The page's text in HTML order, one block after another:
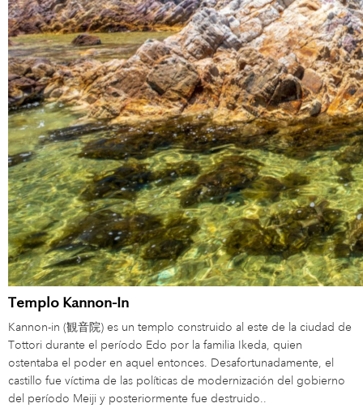
Templo Kannon-In
Kannon-in (観音院) es un templo construido al este de la ciudad de
Tottori durante el período Edo por la familia Ikeda, quien
ostentaba el poder en aquel entonces. Desafortunadamente, el
castillo fue víctima de las políticas de modernización del gobierno
del período Meiji y posteriormente fue destruido..